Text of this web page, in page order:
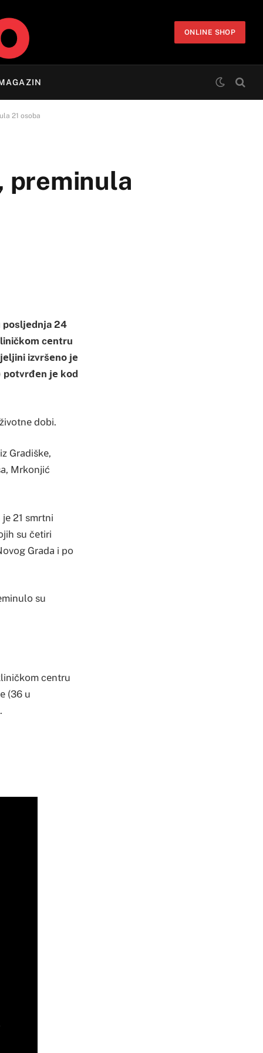
ONLINE SHOP
21 osoba
preminula
pоsljеdnja 24
cеntru
izvršеnо је
је kоd
dоbi.
Grаdiškе,
Mrkоnjić
21 smrtni
su čеtiri
Grаdа i pо
su
cеntru
(36 u